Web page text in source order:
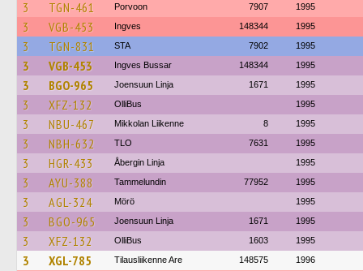
3 TGN-461 Porvoon 7907 1995
3 VGB-453 Ingves 148344 1995
3 TGN-831 STA 7902 1995
3 VGB-453 Ingves Bussar 148344 1995
3 BGO-965 Joensuun Linja 1671 1995
3 XFZ-132 OlliBus 1995
3 NBU-467 Mikkolan Liikenne 8 1995
3 NBH-632 TLO 7631 1995
3 HGR-433 Åbergin Linja 1995
3 AYU-388 Tammelundin 77952 1995
3 AGL-324 Mörö 1995
3 BGO-965 Joensuun Linja 1671 1995
3 XFZ-132 OlliBus 1603 1995
3 XGL-785 Tilausliikenne Are 148575 1996